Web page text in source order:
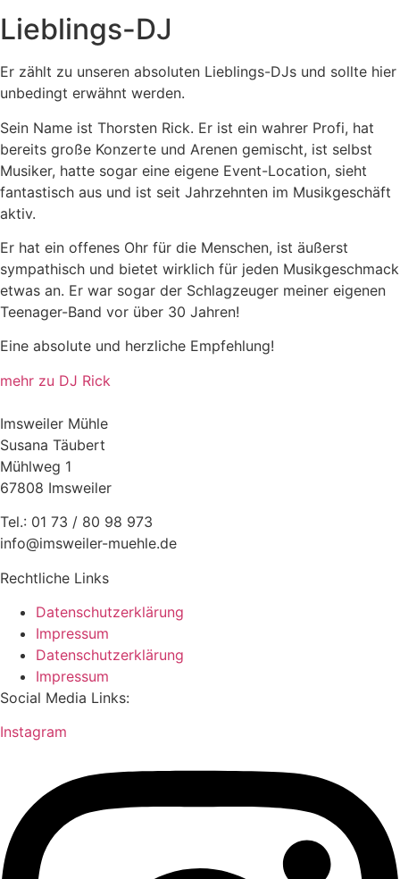
Lieblings-DJ
Er zählt zu unseren absoluten Lieblings-DJs und sollte hier
unbedingt erwähnt werden.
Sein Name ist Thorsten Rick. Er ist ein wahrer Profi, hat
bereits große Konzerte und Arenen gemischt, ist selbst
Musiker, hatte sogar eine eigene Event-Location, sieht
fantastisch aus und ist seit Jahrzehnten im Musikgeschäft
aktiv.
Er hat ein offenes Ohr für die Menschen, ist äußerst
sympathisch und bietet wirklich für jeden Musikgeschmack
etwas an. Er war sogar der Schlagzeuger meiner eigenen
Teenager-Band vor über 30 Jahren!
Eine absolute und herzliche Empfehlung!
mehr zu DJ Rick
Imsweiler Mühle
Susana Täubert
Mühlweg 1
67808 Imsweiler
Tel.: 01 73 / 80 98 973
info@imsweiler-muehle.de
Rechtliche Links
Datenschutzerklärung
Impressum
Datenschutzerklärung
Impressum
Social Media Links:
Instagram